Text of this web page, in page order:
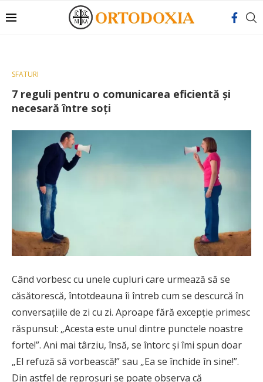
SFATURI
7 reguli pentru o comunicarea eficientă și
necesară între soți
Când vorbesc cu unele cupluri care urmează să se
căsătorescă, întotdeauna îi întreb cum se descurcă în
conversațiile de zi cu zi. Aproape fără excepție primesc
răspunsul: „Acesta este unul dintre punctele noastre
forte!”. Ani mai târziu, însă, se întorc și îmi spun doar
„El refuză să vorbească!” sau „Ea se închide în sine!”.
Din astfel de reproșuri se poate observa că